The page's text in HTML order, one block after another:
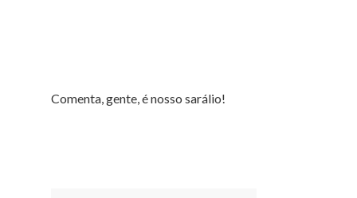
Comenta, gente, é nosso sarálio!